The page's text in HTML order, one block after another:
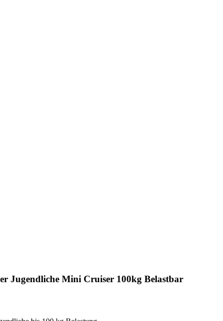
Jugendliche Mini Cruiser 100kg Belastbar